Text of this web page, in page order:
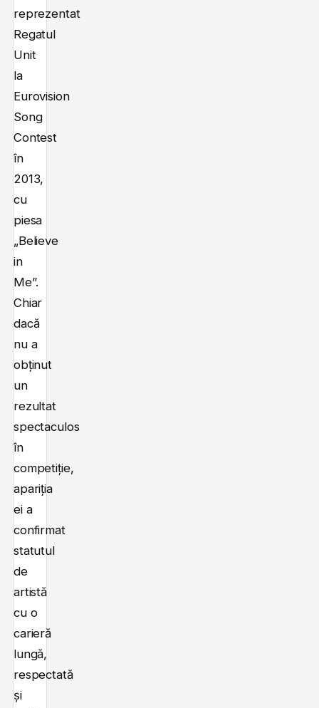
reprezentat
Regatul
Unit
la
Eurovision
Song
Contest
în
2013,
cu
piesa
„Believe
in
Me”.
Chiar
dacă
nu a
obținut
un
rezultat
spectaculos
în
competiție,
apariția
ei a
confirmat
statutul
de
artistă
cu o
carieră
lungă,
respectată
și